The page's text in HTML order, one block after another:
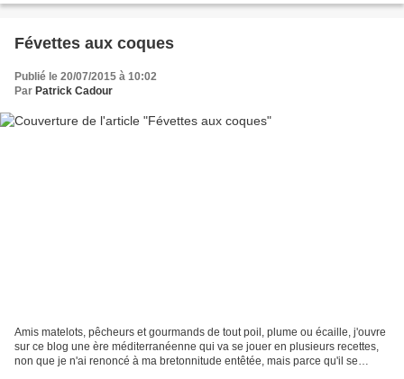
Févettes aux coques
Publié le 20/07/2015 à 10:02
Par Patrick Cadour
Amis matelots, pêcheurs et gourmands de tout poil, plume ou écaille, j'ouvre
sur ce blog une ère méditerranéenne qui va se jouer en plusieurs recettes,
non que je n'ai renoncé à ma bretonnitude entêtée, mais parce qu'il se